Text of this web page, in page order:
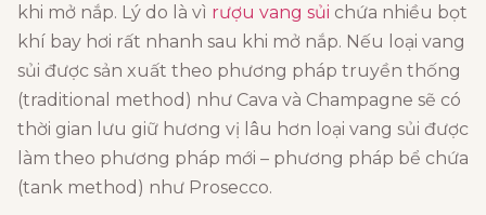
khi mở nắp. Lý do là vì rượu vang sủi chứa nhiều bọt
khí bay hơi rất nhanh sau khi mở nắp. Nếu loại vang
sủi được sản xuất theo phương pháp truyền thống
(traditional method) như Cava và Champagne sẽ có
thời gian lưu giữ hương vị lâu hơn loại vang sủi được
làm theo phương pháp mới – phương pháp bể chứa
(tank method) như Prosecco.